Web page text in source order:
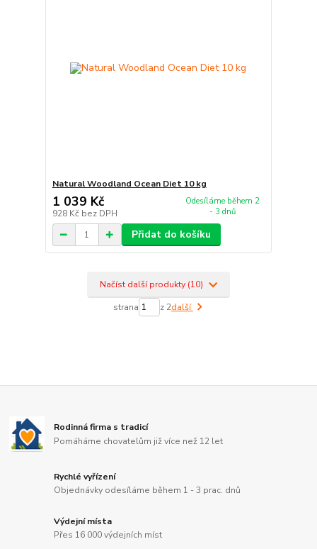
Natural Woodland Ocean Diet 10 kg
1 039 Kč
928 Kč bez DPH
Odesíláme během 2
- 3 dnů
Přidat do košíku
Načíst další produkty (10)
strana z 2další
Rodinná firma s tradicí
Pomáháme chovatelům již více než 12 let
Rychlé vyřízení
Objednávky odesíláme během 1 - 3 prac. dnů
Výdejní místa
Přes 16 000 výdejních míst